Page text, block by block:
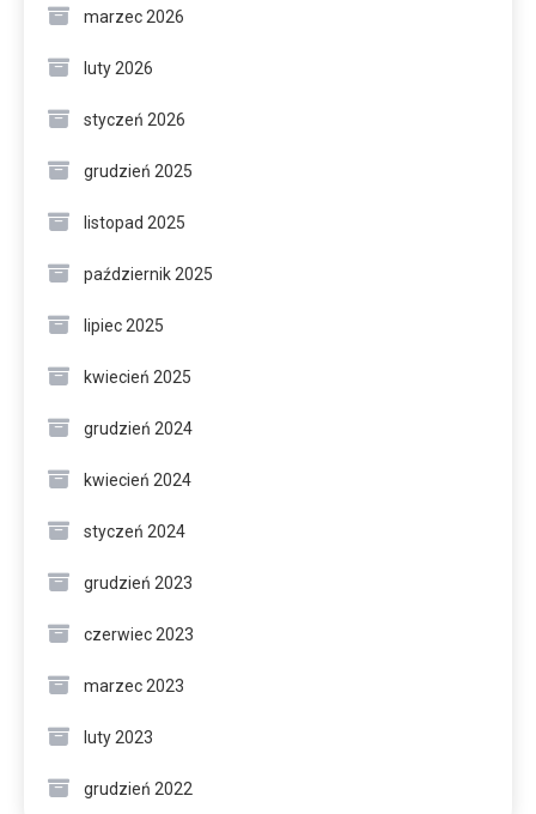
marzec 2026
luty 2026
styczeń 2026
grudzień 2025
listopad 2025
październik 2025
lipiec 2025
kwiecień 2025
grudzień 2024
kwiecień 2024
styczeń 2024
grudzień 2023
czerwiec 2023
marzec 2023
luty 2023
grudzień 2022